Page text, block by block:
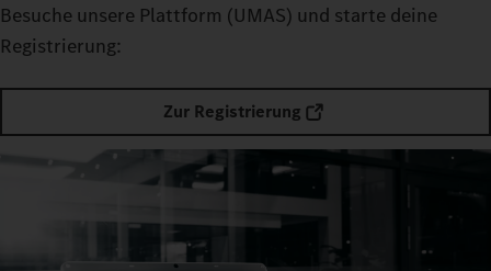
Besuche unsere Plattform (UMAS) und starte deine
Registrierung:
Zur Registrierung